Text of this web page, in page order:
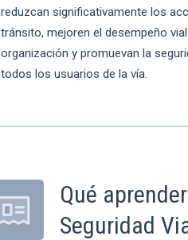
reduzcan significativamente los
tránsito, mejoren el desempeño
organización y promuevan la
todos los usuarios de la vía.
Qué
Seguridad